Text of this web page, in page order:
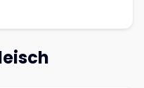
sauer